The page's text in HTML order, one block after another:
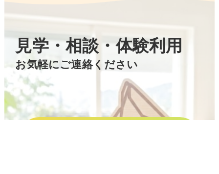
見学・相談・体験利用
お気軽にご連絡ください